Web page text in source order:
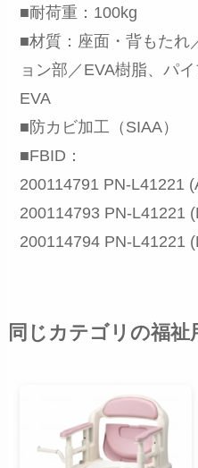
■耐荷重：100kg
■材質：座面・背もたれ
ョン部／EVA樹脂、パ
EVA
■防カビ加工（SIAA）
■FBID：
200114791 PN-L41221
200114793 PN-L41221
200114794 PN-L41221
同じカテゴリの福祉